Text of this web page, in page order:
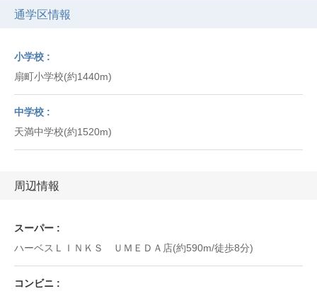
通学区情報
小学校
扇町小学校(約1440m)
中学校
天満中学校(約1520m)
周辺情報
スーパー
ハーベスＬＩＮＫＳ ＵＭＥＤＡ店(約590m/徒歩8分)
コンビニ